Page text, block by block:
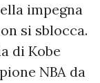
impegna
si sblocca.
di Kobe
NBA da